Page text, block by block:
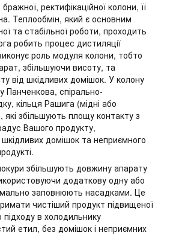
ректифікаційної колони, її
Теплообмін, який є основним
та стабільної роботи, проходить
робить процес дистиляції
роль модуля колони, тобто
збільшуючи висоту, та
від шкідливих домішок. У колону
Панченкова, спірально-
кільця Рашига (мідні або
збільшують площу контакту з
Вашого продукту,
домішок та неприємного
збільшують довжину апарату
додаткову одну або
заповнюють насадками. Це
чистіший продукт підвищеної
підходу в холодильнику
етил, без домішок і неприємних